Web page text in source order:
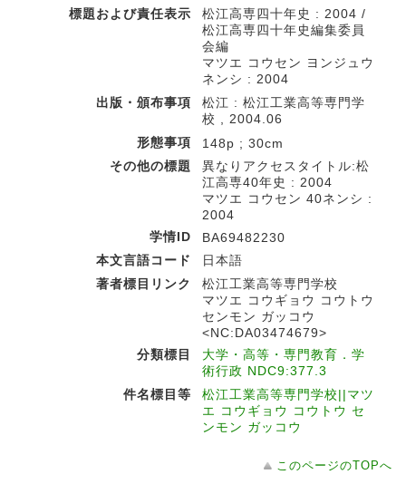
標題および責任表示
松江高専四十年史 : 2004 /
松江高専四十年史編集委員
会編
マツエ コウセン ヨンジュウ
ネンシ : 2004
出版・頒布事項
松江 : 松江工業高等専門学
校 , 2004.06
形態事項
148p ; 30cm
その他の標題
異なりアクセスタイトル:松
江高専40年史 : 2004
マツエ コウセン 40ネンシ :
2004
学情ID
BA69482230
本文言語コード
日本語
著者標目リンク
松江工業高等専門学校
マツエ コウギョウ コウトウ
センモン ガッコウ
<NC:DA03474679>
分類標目
大学・高等・専門教育．学
術行政 NDC9:377.3
件名標目等
松江工業高等専門学校||マツ
エ コウギョウ コウトウ セ
ンモン ガッコウ
このページのTOPへ